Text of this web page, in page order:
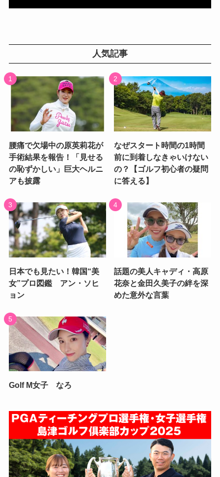
人気記事
腰痛で欠場中の原英莉花が
手術結果を報告！「見せる
の恥ずかしい」巨大ヘルニ
アも披露
なぜスタート時間の1時間
前に到着しなきゃいけない
の？【ゴルフ初心者の疑問
に答える】
日本でも見たい！韓国“美
女”プロ図鑑 アン・ソヒ
ョン
話題の美人キャディ・高原
花奈と金田久美子の絆を深
めた意外な言葉
Golf M女子 なろ